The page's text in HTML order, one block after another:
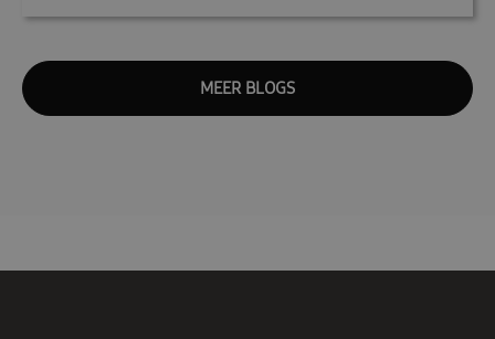
MEER BLOGS